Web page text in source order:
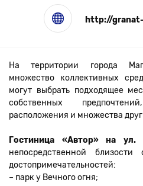
http://
На территории города
множество коллективных
могут выбрать подходящее
собственных
расположения и множества
Гостиница «Автор» на ул.
непосредственной
достопримечательностей:
– парк у Вечного огня;